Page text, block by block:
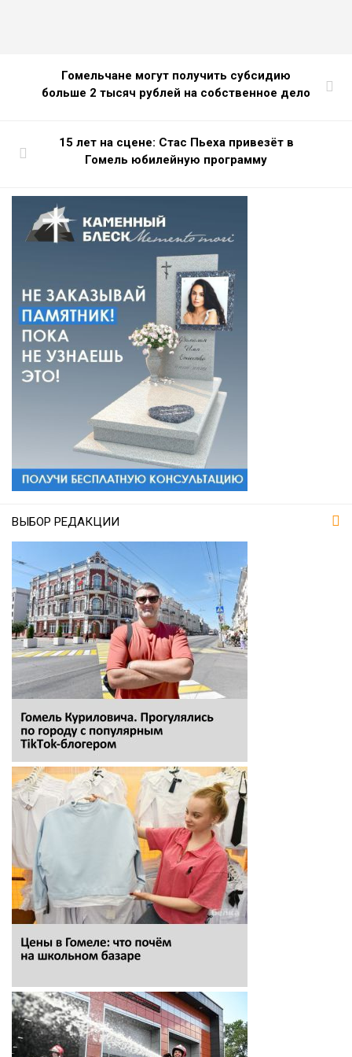
Гомельчане могут получить субсидию
больше 2 тысяч рублей на собственное дело
15 лет на сцене: Стас Пьеха привезёт в
Гомель юбилейную программу
ВЫБОР РЕДАКЦИИ